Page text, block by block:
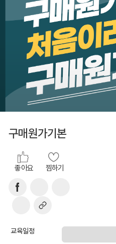
구매원가기본
좋아요 찜하기
교육일정